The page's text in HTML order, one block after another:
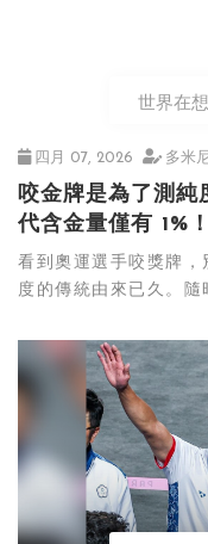
世界在
四月 07, 2026 多米
咬金牌是為了測純
代含金量僅有 1%！
看到奧運選手咬獎牌，
度的傳統由來已久。隨